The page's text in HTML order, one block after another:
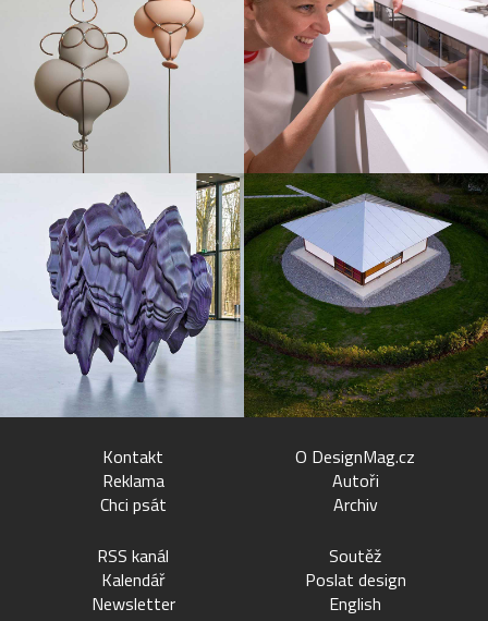
Kontakt
Reklama
Chci psát
O DesignMag.cz
Autoři
Archiv
RSS kanál
Kalendář
Newsletter
Soutěž
Poslat design
English